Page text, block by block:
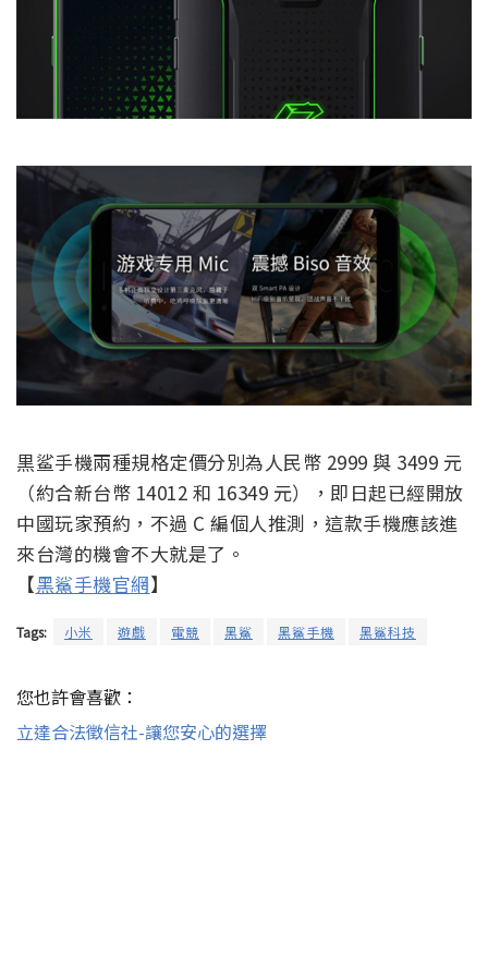
黒鲨手機兩種規格定價分別為人民幣 2999 與 3499 元
（約合新台幣 14012 和 16349 元），即日起已經開放
中國玩家預約，不過 C 編個人推測，這款手機應該進
來台灣的機會不大就是了。
【黑鯊手機官網】
Tags: 小米 遊戲 電競 黑鯊 黑鯊手機 黑鯊科技
您也許會喜歡：
立達合法徵信社-讓您安心的選擇